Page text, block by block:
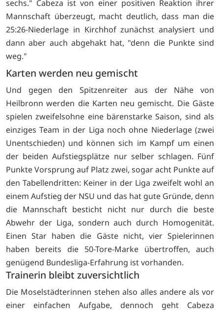
sechs." Cabeza ist von einer positiven Reaktion ihrer
Mannschaft überzeugt, macht deutlich, dass man die
25:26-Niederlage in Kirchhof zunächst analysiert und
dann aber auch abgehakt hat, "denn die Punkte sind
weg."
Karten werden neu gemischt
Und gegen den Spitzenreiter aus der Nähe von
Heilbronn werden die Karten neu gemischt. Die Gäste
spielen zweifelsohne eine bärenstarke Saison, sind als
einziges Team in der Liga noch ohne Niederlage (zwei
Unentschieden) und können sich im Kampf um einen
der beiden Aufstiegsplätze nur selber schlagen. Fünf
Punkte Vorsprung auf Platz zwei, sogar acht Punkte auf
den Tabellendritten: Keiner in der Liga zweifelt wohl an
einem Aufstieg der NSU und das hat gute Gründe, denn
die Mannschaft besticht nicht nur durch die beste
Abwehr der Liga, sondern auch durch Homogenität.
Einen Star haben die Gäste nicht, vier Spielerinnen
haben bereits die 50-Tore-Marke übertroffen, auch
genügend Bundesliga-Erfahrung ist vorhanden.
Trainerin bleibt zuversichtlich
Die Moselstädterinnen stehen also alles andere als vor
einer einfachen Aufgabe, dennoch geht Cabeza